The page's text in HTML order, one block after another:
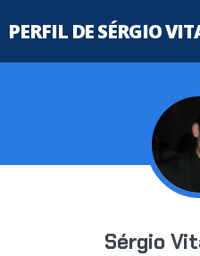
PERFIL DE SÉRGIO
Sérgio